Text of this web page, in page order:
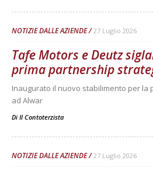
NOTIZIE DALLE AZIENDE 27 Luglio 2026
Tafe Motors e Deutz
prima partnership
Inaugurato il nuovo stabilimento per la
ad Alwar
Di Il Contoterzista
NOTIZIE DALLE AZIENDE 27 Luglio 2026